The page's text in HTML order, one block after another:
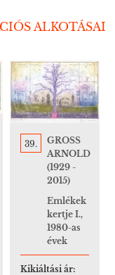
ALKOTÁSAI
39.
GROSS
ARNOLD
(1929 -
2015)
Emlékek
kertje I.,
1980-as
évek
Kikiáltási ár: